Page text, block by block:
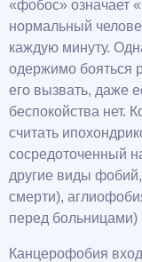
«фобос» означает
нормальный
каждую минуту.
одержимо бояться
его вызвать, даже
беспокойства нет.
считать
сосредоточенный
другие виды
смерти),
перед больницами)
Канцерофобия